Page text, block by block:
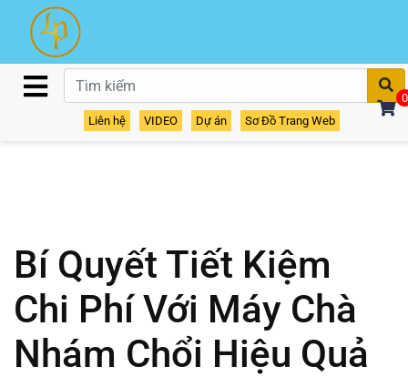
Liên hệ VIDEO Dự án Sơ Đồ Trang Web
0
Bí Quyết Tiết Kiệm
Chi Phí Với Máy Chà
Nhám Chổi Hiệu Quả